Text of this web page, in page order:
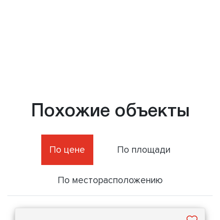
Похожие объекты
По цене По площади
По месторасположению